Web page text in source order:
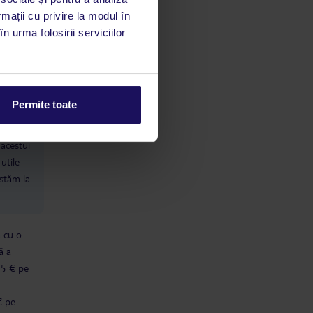
cu privire la modul în
urma folosirii serviciilor
Permite toate
la
cu o
a
€ pe
pe